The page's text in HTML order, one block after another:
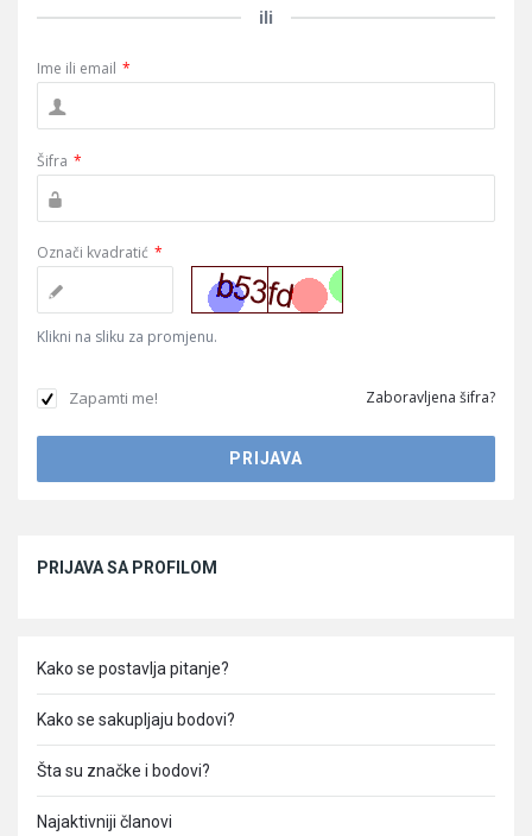
ili
Ime ili email *
Šifra *
Označi kvadratić *
Klikni na sliku za promjenu.
Zapamti me! Zaboravljena šifra?
PRIJAVA SA PROFILOM
Kako se postavlja pitanje?
Kako se sakupljaju bodovi?
Šta su značke i bodovi?
Najaktivniji članovi